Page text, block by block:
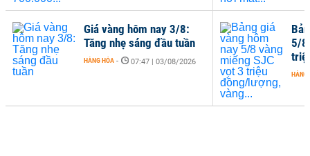
5/8
HÀNG
Giá vàng hôm nay 3/8:
Tăng nhẹ sáng đầu tuần
HÀNG HÓA - 07:47 | 03/08/2026